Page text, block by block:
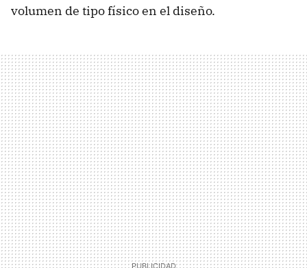
volumen de tipo físico en el diseño.